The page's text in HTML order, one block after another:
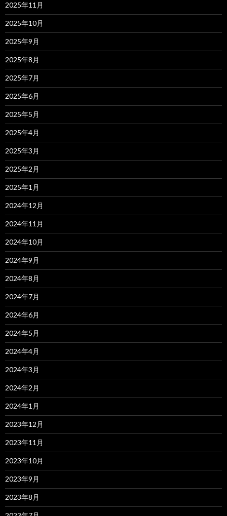
2025年11月
2025年10月
2025年9月
2025年8月
2025年7月
2025年6月
2025年5月
2025年4月
2025年3月
2025年2月
2025年1月
2024年12月
2024年11月
2024年10月
2024年9月
2024年8月
2024年7月
2024年6月
2024年5月
2024年4月
2024年3月
2024年2月
2024年1月
2023年12月
2023年11月
2023年10月
2023年9月
2023年8月